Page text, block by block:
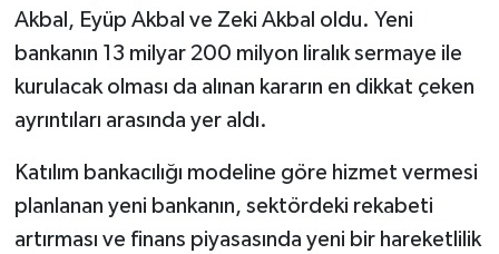
Akbal, Eyüp Akbal ve Zeki Akbal oldu. Yeni
bankanın 13 milyar 200 milyon liralık sermaye ile
kurulacak olması da alınan kararın en dikkat çeken
ayrıntıları arasında yer aldı.
Katılım bankacılığı modeline göre hizmet vermesi
planlanan yeni bankanın, sektördeki rekabeti
artırması ve finans piyasasında yeni bir hareketlilik